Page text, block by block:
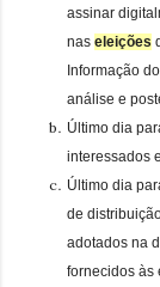
assinar
nas eleições
Informação
análise e
Último dia
interessados
Último dia
de
adotados na
fornecidos às